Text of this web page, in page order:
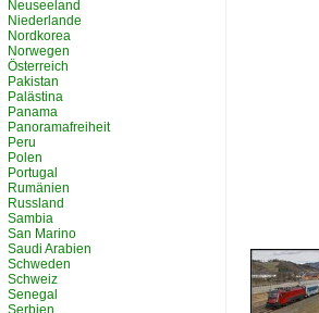
Neuseeland
Niederlande
Nordkorea
Norwegen
Österreich
Pakistan
Palästina
Panama
Panoramafreiheit
Peru
Polen
Portugal
Rumänien
Russland
Sambia
San Marino
Saudi Arabien
Schweden
Schweiz
Senegal
Serbien